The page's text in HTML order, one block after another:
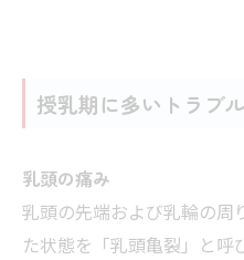
授乳期に多いトラブ
乳頭の痛み
乳頭の先端および乳輪の周
た状態を「乳頭亀裂」と呼